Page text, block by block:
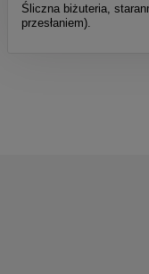
Śliczna biżuteria,
przesłaniem).